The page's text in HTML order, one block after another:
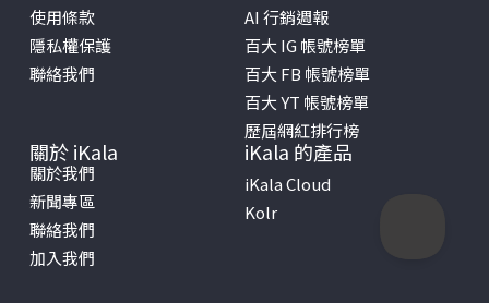
使用條款
隱私權保護
聯絡我們
AI 行銷週報
百大 IG 帳號榜單
百大 FB 帳號榜單
百大 YT 帳號榜單
歷屆網紅排行榜
關於 iKala
關於我們
新聞專區
聯絡我們
加入我們
iKala 的產品
iKala Cloud
Kolr